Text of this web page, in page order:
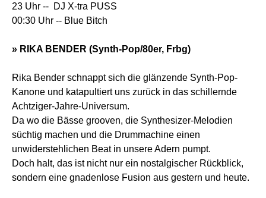
23 Uhr -- DJ X-tra PUSS
00:30 Uhr -- Blue Bitch
» RIKA BENDER (Synth-Pop/80er, Frbg)
Rika Bender schnappt sich die glänzende Synth-Pop-
Kanone und katapultiert uns zurück in das schillernde
Achtziger-Jahre-Universum.
Da wo die Bässe grooven, die Synthesizer-Melodien
süchtig machen und die Drummachine einen
unwiderstehlichen Beat in unsere Adern pumpt.
Doch halt, das ist nicht nur ein nostalgischer Rückblick,
sondern eine gnadenlose Fusion aus gestern und heute.